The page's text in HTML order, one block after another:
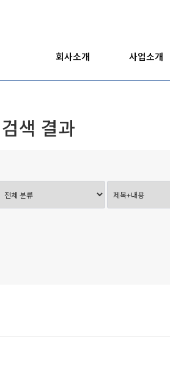
회사소개 사업소개
색 결과